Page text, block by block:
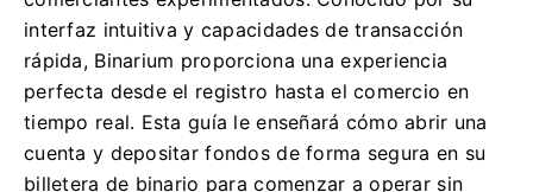
interfaz intuitiva y capacidades de transacción
rápida, Binarium proporciona una experiencia
perfecta desde el registro hasta el comercio en
tiempo real. Esta guía le enseñará cómo abrir una
cuenta y depositar fondos de forma segura en su
billetera de binario para comenzar a operar sin